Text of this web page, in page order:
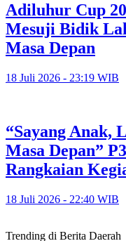
Adiluhur Cup
Mesuji Bidik
Masa Depan
18 Juli 2026 - 23:19 WIB
“Sayang Anak,
Masa Depan”
Rangkaian
18 Juli 2026 - 22:40 WIB
Trending di Berita Daerah